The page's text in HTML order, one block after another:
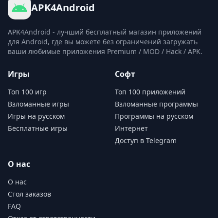
APK4Android
APK4Android - лучший бесплатный магазин приложений
для Android, где вы можете без ограничений загружать
ваши любимые приложения Premium / MOD / Hack / APK.
Игры
Топ 100 игр
Взломанные игры
Игры на русском
Бесплатные игры
Софт
Топ 100 приложений
Взломанные программы
Программы на русском
Интернет
Доступ в Telegram
О нас
О нас
Стол заказов
FAQ